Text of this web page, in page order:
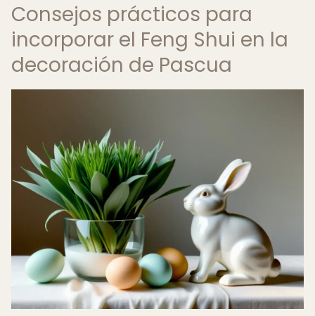
Consejos prácticos para
incorporar el Feng Shui en la
decoración de Pascua